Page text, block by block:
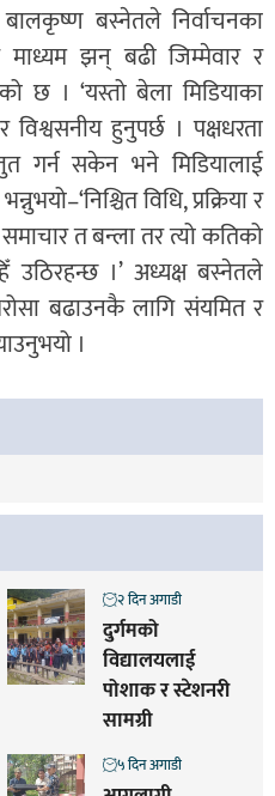
बस्नेतले निर्वाचनका
माध्यम झन् बढी जिम्मेवार र
छ । ‘यस्तो बेला मिडियाका
हुनुपर्छ । पक्षधरता
गर्न सकेन भने मिडियालाई
विधि, प्रक्रिया र
त बन्ला तर त्यो कतिको
उठिरहन्छ ।’ अध्यक्ष बस्नेतले
बढाउनकै लागि संयमित र
।
दुर्गमको
विद्यालयलाई
पोशाक र स्टेशनरी
सामग्री
२ दिन अगाडी
५ दिन अगाडी